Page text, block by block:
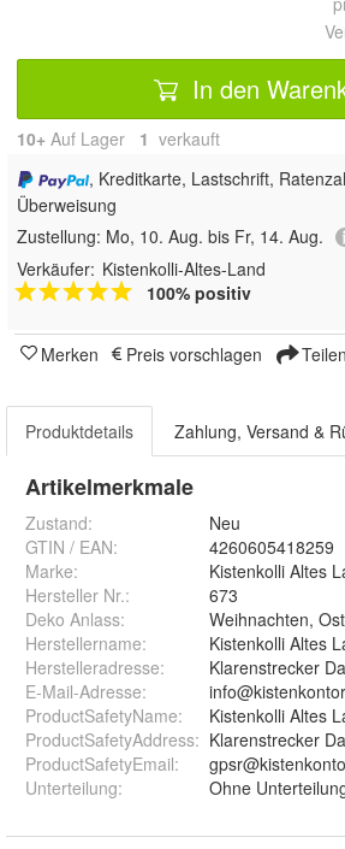
In den
10+ Auf Lager 1 verkauft
, Kreditkarte, Lastschrift,
Überweisung
Zustellung: Mo, 10. Aug. bis Fr, 14. Aug.
Verkäufer: Kistenkolli-Altes-Land
100% positiv
Merken Preis vorschlagen Teilen
Produktdetails Zahlung, Versand &
Artikelmerkmale
Zustand:
Neu
GTIN / EAN:
4260605418259
Marke:
Kistenkolli Altes
Hersteller Nr.:
673
Deko Anlass:
Weihnachten,
Herstellername:
Kistenkolli Altes
Herstelleradresse:
Klarenstrecker
E-Mail-Adresse:
ProductSafetyName:
Kistenkolli Altes
ProductSafetyAddress: Klarenstrecker
ProductSafetyEmail:
Unterteilung: Ohne